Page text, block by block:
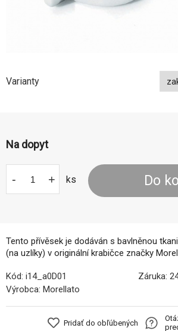
Tento přívěsek je dodáván s bavlněnou
(na uzlíky) v originální krabičce značky
Varianty
Na dopyt
- + ks Do
Kód: i14_a0D01 Záruka:
Výrobca: Morellato
Pridať do obľúbených